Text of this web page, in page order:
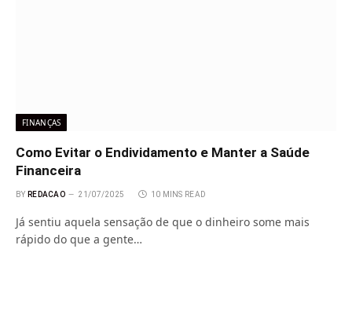
FINANÇAS
Como Evitar o Endividamento e Manter a Saúde
Financeira
BY REDACAO 21/07/2025 10 MINS READ
Já sentiu aquela sensação de que o dinheiro some mais
rápido do que a gente…